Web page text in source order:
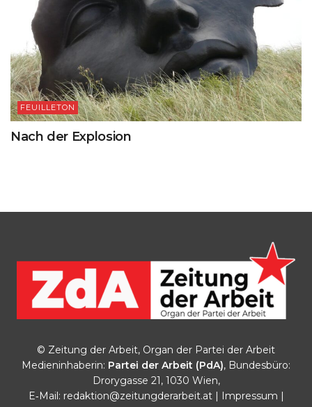
FEUILLETON
Nach der Explosion
© Zeitung der Arbeit, Organ der Partei der Arbeit
Medieninhaberin: Partei der Arbeit (PdA), Bundesbüro:
Drorygasse 21, 1030 Wien,
E‑Mail: redaktion@zeitungderarbeit.at| Impressum |